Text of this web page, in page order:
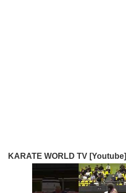
KARATE WORLD TV [Youtube]